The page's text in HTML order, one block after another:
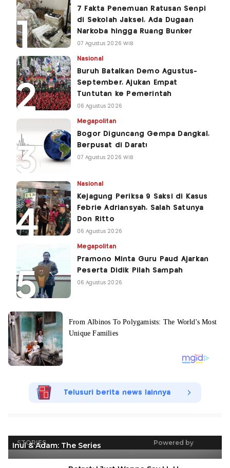
7 Fakta Penemuan Ratusan Senpi
di Sekolah Jaksel, Ada Dugaan
Narkoba hingga Ruang Bunker
07 Agustus 2026 WIB
Nasional
Buruh Batalkan Demo Agustus-
September, Ajukan Empat
Tuntutan ke Pemerintah
06 Agustus 2026
Megapolitan
Bogor Diguncang Gempa Dangkal,
Berpusat di Darat!
07 Agustus 2026 WIB
Nasional
Kejagung Periksa 9 Saksi di Kasus
Febrie Adriansyah, Salah Satunya
Don Ritto
06 Agustus 2026
Megapolitan
Pramono Minta Guru Paud Ajarkan
Peserta Didik Pilah Sampah
06 Agustus 2026
Telusuri berita news lainnya